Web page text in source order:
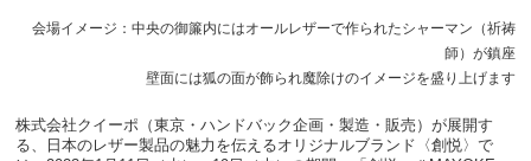
会場イメージ：中央の御簾内にはオールレザーで作られたシャーマン（祈祷
師）が鎮座
壁面には狐の面が飾られ魔除けのイメージを盛り上げます
株式会社クイーポ（東京・ハンドバック企画・製造・販売）が展開す
る、日本のレザー製品の魅力を伝えるオリジナルブランド〈創悦〉で